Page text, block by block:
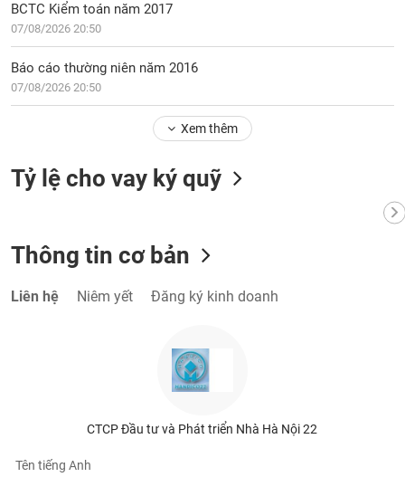
BCTC Kiểm toán năm 2017
07/08/2026 20:50
Báo cáo thường niên năm 2016
07/08/2026 20:50
Xem thêm
Tỷ lệ cho vay ký quỹ
Thông tin cơ bản
Liên hệ Niêm yết Đăng ký kinh doanh
CTCP Đầu tư và Phát triển Nhà Hà Nội 22
Tên tiếng Anh
Dữ
tài
chính